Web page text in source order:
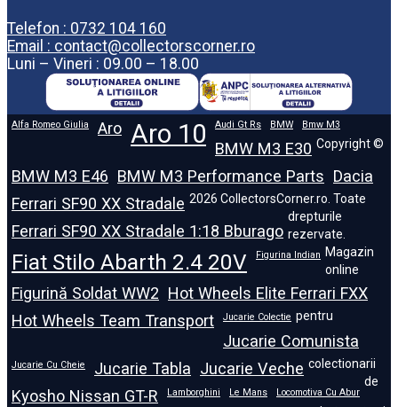
Telefon : 0732 104 160
Email : contact@collectorscorner.ro
Luni – Vineri : 09.00 – 18.00
Alfa Romeo Giulia Aro Aro 10 Audi Gt Rs BMW Bmw M3
BMW M3 E30
BMW M3 E46 BMW M3 Performance Parts Dacia
Ferrari SF90 XX Stradale
Ferrari SF90 XX Stradale 1:18 Bburago
Fiat Stilo Abarth 2.4 20V Figurina Indian
Figurină Soldat WW2 Hot Wheels Elite Ferrari FXX
Hot Wheels Team Transport
Jucarie Colectie
Jucarie Comunista
Jucarie Cu Cheie Jucarie Tabla Jucarie Veche
Kyosho Nissan GT-R
Lamborghini Le Mans Locomotiva Cu Abur
Copyright ©
2026 CollectorsCorner.ro. Toate
drepturile
rezervate.
Magazin
online
pentru
colectionarii
de